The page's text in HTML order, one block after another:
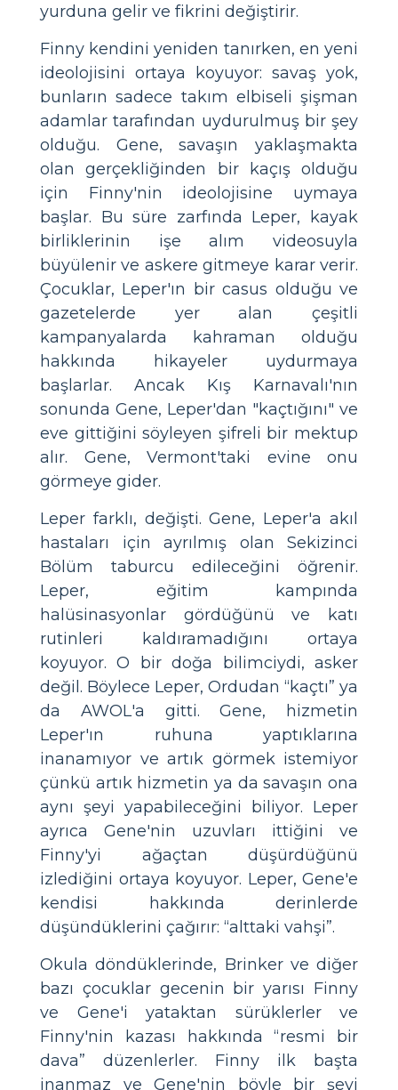
yurduna gelir ve fikrini değiştirir.
Finny kendini yeniden tanırken, en yeni
ideolojisini ortaya koyuyor: savaş yok,
bunların sadece takım elbiseli şişman
adamlar tarafından uydurulmuş bir şey
olduğu. Gene, savaşın yaklaşmakta
olan gerçekliğinden bir kaçış olduğu
için Finny'nin ideolojisine uymaya
başlar. Bu süre zarfında Leper, kayak
birliklerinin işe alım videosuyla
büyülenir ve askere gitmeye karar verir.
Çocuklar, Leper'ın bir casus olduğu ve
gazetelerde yer alan çeşitli
kampanyalarda kahraman olduğu
hakkında hikayeler uydurmaya
başlarlar. Ancak Kış Karnavalı'nın
sonunda Gene, Leper'dan "kaçtığını" ve
eve gittiğini söyleyen şifreli bir mektup
alır. Gene, Vermont'taki evine onu
görmeye gider.
Leper farklı, değişti. Gene, Leper'a akıl
hastaları için ayrılmış olan Sekizinci
Bölüm taburcu edileceğini öğrenir.
Leper, eğitim kampında
halüsinasyonlar gördüğünü ve katı
rutinleri kaldıramadığını ortaya
koyuyor. O bir doğa bilimciydi, asker
değil. Böylece Leper, Ordudan “kaçtı” ya
da AWOL'a gitti. Gene, hizmetin
Leper'ın ruhuna yaptıklarına
inanamıyor ve artık görmek istemiyor
çünkü artık hizmetin ya da savaşın ona
aynı şeyi yapabileceğini biliyor. Leper
ayrıca Gene'nin uzuvları ittiğini ve
Finny'yi ağaçtan düşürdüğünü
izlediğini ortaya koyuyor. Leper, Gene'e
kendisi hakkında derinlerde
düşündüklerini çağırır: “alttaki vahşi”.
Okula döndüklerinde, Brinker ve diğer
bazı çocuklar gecenin bir yarısı Finny
ve Gene'i yataktan sürüklerler ve
Finny'nin kazası hakkında “resmi bir
dava” düzenlerler. Finny ilk başta
inanmaz ve Gene'nin böyle bir şeyi